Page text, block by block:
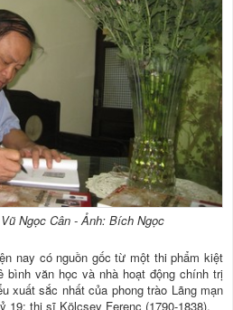
Ngọc Cân - Ảnh: Bích Ngọc
nay có nguồn gốc từ một thi phẩm kiệt
bình văn học và nhà hoạt động chính trị
xuất sắc nhất của phong trào Lãng mạn
19: thi sĩ Kölcsey Ferenc (1790-1838).